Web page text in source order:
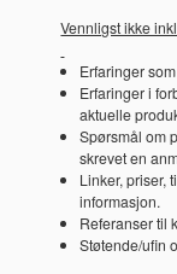
Vennligst ikke
Erfaringer
Erfaringer i
aktuelle
Spørsmål om
skrevet en
Linker, priser,
informasjon.
Referanser til
Støtende/ufin